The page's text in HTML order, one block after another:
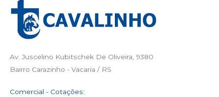
Av. Juscelino Kubitschek De Oliveira, 9380
Bairro Carazinho - Vacaria / RS
Comercial - Cotações: